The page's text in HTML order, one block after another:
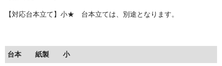
【対応台本立て】小★ 台本立ては、別途となります。
台本 紙製 小